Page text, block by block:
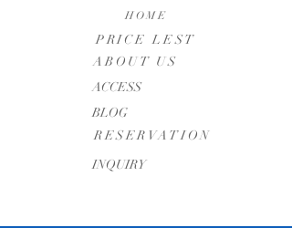
HOME
PRICE LEST
ABOUT US
​ACCESS
BLOG
RESERVATION
INQUIRY